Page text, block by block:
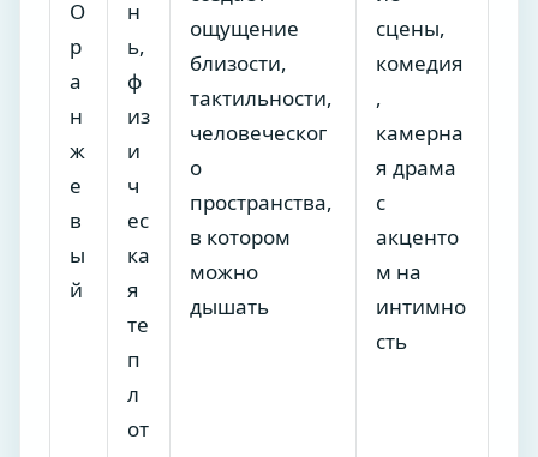
О
р
а
н
ж
е
в
ы
й
н
ь,
ф
из
и
ч
ес
ка
я
те
п
л
от
ощущение
близости,
тактильности,
человеческог
о
пространства,
в котором
можно
дышать
сцены,
комедия
,
камерна
я драма
с
акценто
м на
интимно
сть